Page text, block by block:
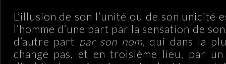
L’illusion de son l’unité ou de son unicité
l’homme d’une part par la sensation de
d’autre part par son nom, qui dans la
change pas, et en troisième lieu, par